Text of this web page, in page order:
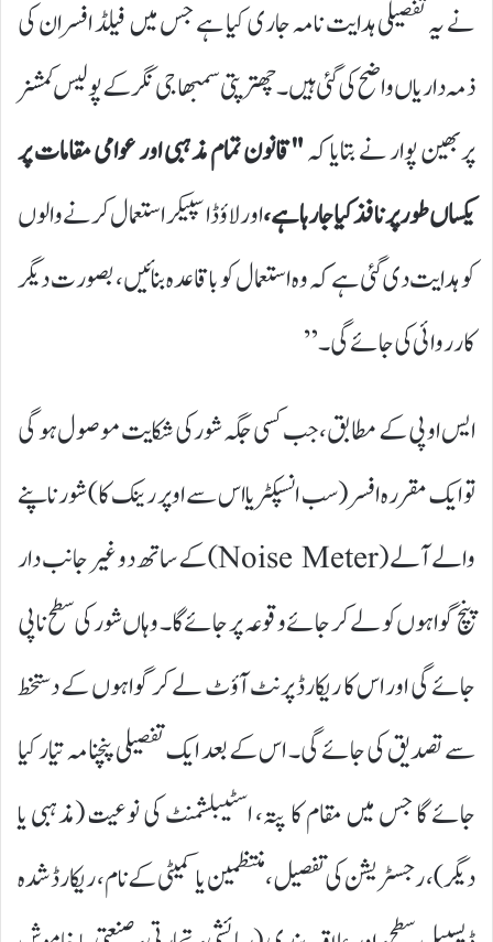
نے یہ تفصیلی ہدایت نامہ جاری کیا ہے جس میں فیلڈ افسران کی
ذمہ داریاں واضح کی گئی ہیں۔ چھترپتی سمبھاجی نگر کے پولیس کمشنر
پربھین پوار نے بتایا کہ"قانون تمام مذہبی اور عوامی مقامات پر
یکساں طور پر نافذ کیا جا رہا ہے،اور لاؤڈ اسپیکر استعمال کرنے والوں
کو ہدایت دی گئی ہے کہ وہ استعمال کو باقاعدہ بنائیں، بصورت دیگر
کارروائی کی جائے گی۔”
ایس او پی کے مطابق، جب کسی جگہ شور کی شکایت موصول ہو گی
تو ایک مقررہ افسر (سب انسپکٹر یا اس سے اوپر رینک کا) شور ناپنے
والے آلے (Noise Meter) کے ساتھ دو غیر جانب دار
پنچ گواہوں کو لے کر جائے وقوعہ پر جائے گا۔ وہاں شور کی سطح ناپی
جائے گی اور اس کا ریکارڈ پرنٹ آؤٹ لے کر گواہوں کے دستخط
سے تصدیق کی جائے گی۔ اس کے بعد ایک تفصیلی پنچنامہ تیار کیا
جائے گا جس میں مقام کا پتہ، اسٹیبلشمنٹ کی نوعیت (مذہبی یا
دیگر)، رجسٹریشن کی تفصیل، منتظمین یا کمیٹی کے نام، ریکارڈ شدہ